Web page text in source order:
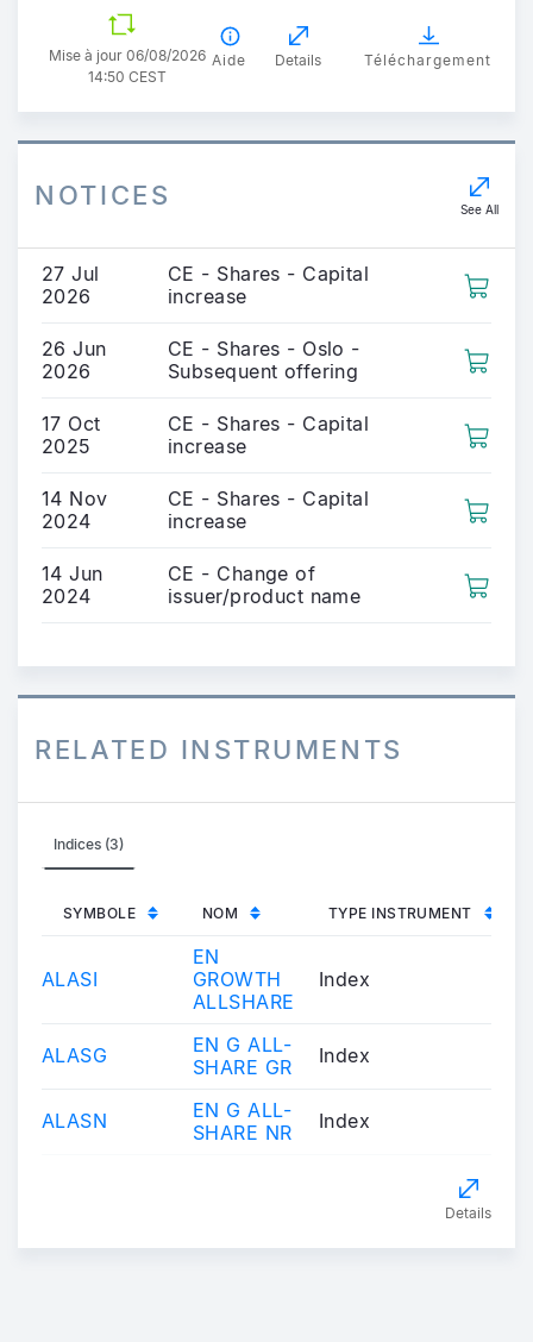
Mise à jour 06/08/2026
14:50 CEST
Aide Details Téléchargement
NOTICES See All
27 Jul
2026
CE - Shares - Capital
increase
26 Jun
2026
CE - Shares - Oslo -
Subsequent offering
17 Oct
2025
CE - Shares - Capital
increase
14 Nov
2024
CE - Shares - Capital
increase
14 Jun
2024
CE - Change of
issuer/product name
RELATED INSTRUMENTS
Indices (3)
SYMBOLE NOM TYPE INSTRUMENT
ALASI
EN
GROWTH
ALLSHARE
Index
ALASG
EN G ALL-
SHARE GR
Index
ALASN
EN G ALL-
SHARE NR
Index
Details